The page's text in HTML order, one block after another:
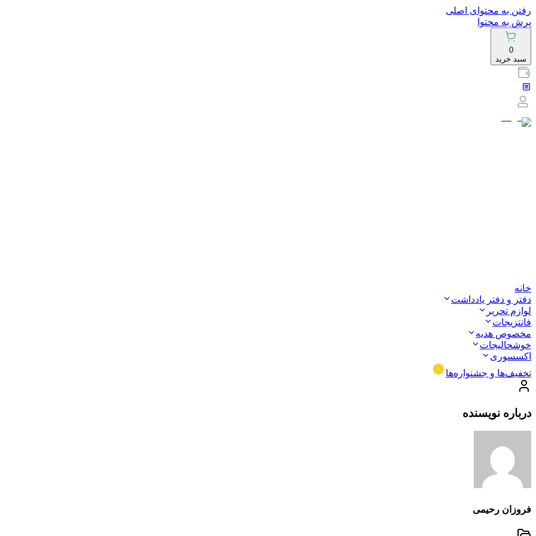
رفتن به محتوای اصلی
پرش به محتوا
0
سبد خرید
خانه
دفتر و دفتر یادداشت
لوازم تحریر
فانتزیجات
مخصوص هدیه
خوشحالیجات
اکسسوری
تخفیف‌ها و جشنواره‌ها
درباره نویسنده
فروزان رحیمی